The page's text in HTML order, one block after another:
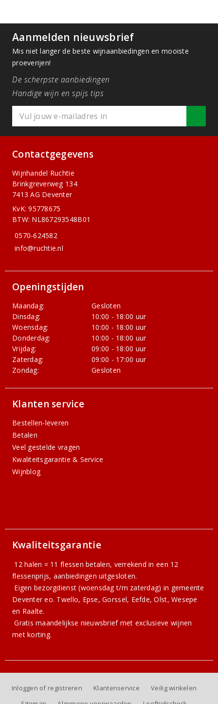
Aanmelden nieuwsbrief
Mis niet langer de beste wijnaanbiedingen en mooiste
proeverijen!
De scherpste aanbiedingen
Handige wijn en spijs tips
Contactgegevens
Wijnhandel Ruchtie
Brinkgreverweg 134
7413 AG Deventer
KvK: 95778675
BTW: NL867293548B01
0570-624582
info@ruchtie.nl
Openingstijden
Maandag:
Gesloten
Dinsdag:
10:00 - 18:00 uur
Woensdag:
10:00 - 18:00 uur
Donderdag:
10:00 - 18:00 uur
Vrijdag:
09:00 - 18:00 uur
Zaterdag:
09:00 - 17:00 uur
Zondag:
Gesloten
Klanten service
Bestellen-leveren
Betalen
Veel gestelde vragen
Kwaliteitsgarantie & Service
Wijnblog
Kwaliteitsgarantie
12 halen = 11 flessen betalen, verrekend in een 12
flessenprijs, aanbiedingen uitgesloten.
Eigen bezorgdienst (woensdag t/m zaterdag) in gemeente
Deventer eo. Twello, Epse, Gorssel, Eefde, Olst, Wesepe
en Raalte.
Gratismaandelijkse nieuwsbriefmet exclusieve wijnen
met korting.
Inloggen of registreren Klantenservice
Veilig winkelen